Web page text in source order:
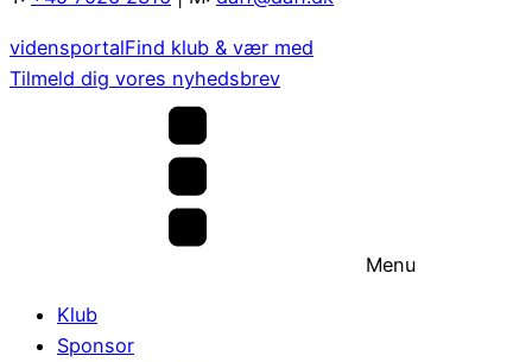
vidensportalFind klub & vær med
Tilmeld dig vores nyhedsbrev
Menu
Klub
Sponsor